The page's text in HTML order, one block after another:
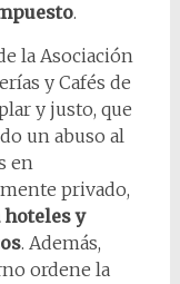
.
la Asociación
y Cafés de
y justo, que
un abuso al
en
privado,
y
. Además,
ordene la